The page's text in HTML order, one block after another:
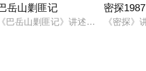
张家惨遭日寇屠杀，张家四个儿
岳山剿匪记
《巴岳山剿匪记》讲述了解放前夕
密探1987
《密探